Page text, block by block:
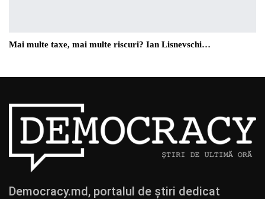
Mai multe taxe, mai multe riscuri? Ian Lisnevschi…
Democracy.md, portalul de știri dedicat